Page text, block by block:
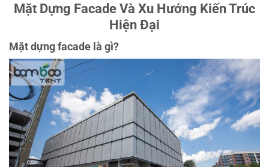
Mặt Dựng Facade Và Xu Hướng Kiến Trúc
Hiện Đại
Mặt dựng facade là gì?